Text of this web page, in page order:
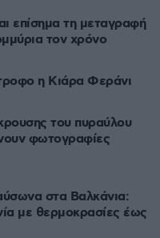
επίσημα τη μεταγραφή
τον χρόνο
η Κιάρα Φεράνι
του πυραύλου
φωτογραφίες
στα Βαλκάνια:
με θερμοκρασίες έως